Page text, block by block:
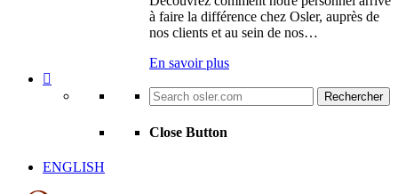
à faire la différence chez Osler, auprès de
nos clients et au sein de nos…
En savoir plus
Search
for:
Close Button
ENGLISH